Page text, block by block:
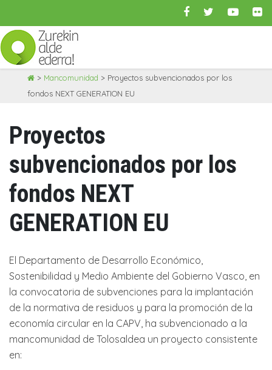
> Mancomunidad > Proyectos subvencionados por los
fondos NEXT GENERATION EU
Proyectos
subvencionados por los
fondos NEXT
GENERATION EU
El Departamento de Desarrollo Económico,
Sostenibilidad y Medio Ambiente del Gobierno Vasco, en
la convocatoria de subvenciones para la implantación
de la normativa de residuos y para la promoción de la
economía circular en la CAPV, ha subvencionado a la
mancomunidad de Tolosaldea un proyecto consistente
en: